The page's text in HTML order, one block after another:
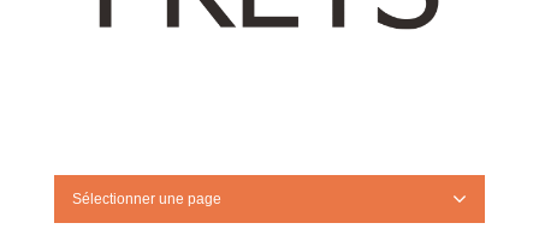
Sélectionner une page